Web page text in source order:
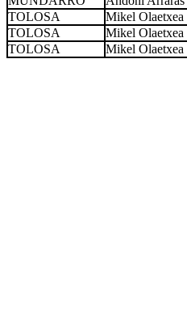
TOLOSA
Mikel Olaetxea
TOLOSA
Mikel Olaetxea
TOLOSA
Mikel Olaetxea